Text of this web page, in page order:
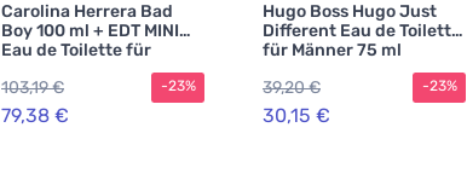
Carolina Herrera Bad
Boy 100 ml + EDT MINI
Eau de Toilette für
103,19 €
79,38 €
-23%
Hugo Boss Hugo Just
Different Eau de Toilette
für Männer 75 ml
39,20 €
30,15 €
-23%